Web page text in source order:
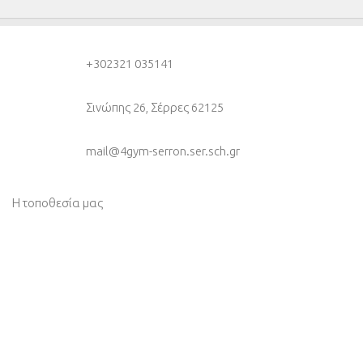
+302321 035141
Σινώπης 26, Σέρρες 62125
mail@4gym-serron.ser.sch.gr
Η τοποθεσία μας